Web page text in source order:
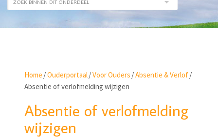
Home /Ouderportaal/Voor Ouders /Absentie & Verlof/
Absentie of verlofmelding wijzigen
Absentie of verlofmelding
wijzigen